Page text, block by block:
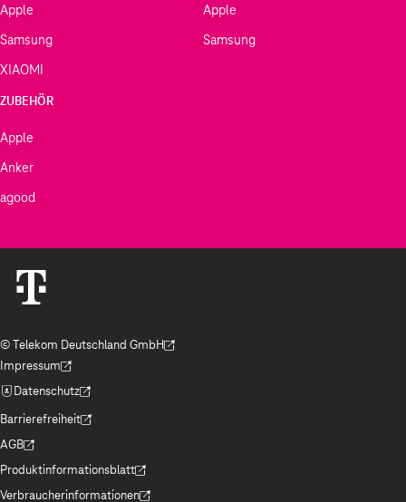
Apple
Samsung
XIAOMI
Apple
Samsung
ZUBEHÖR
Apple
Anker
agood
© Telekom Deutschland GmbH
(Der Link wird in einem neuen Tab geöffnet)
Impressum
(Der Link wird in einem neuen Tab geöffnet)
Datenschutz
(Der Link wird in einem neuen Tab geöffnet)
Barrierefreiheit
(Der Link wird in einem neuen Tab geöffnet)
AGB
(Der Link wird in einem neuen Tab geöffnet)
Produktinformationsblatt
(Der Link wird in einem neuen Tab geöffnet)
Verbraucherinformationen